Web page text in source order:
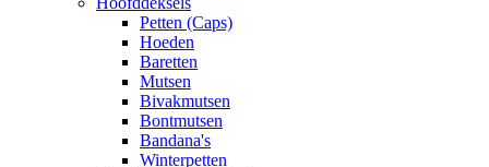
Petten (Caps)
Hoeden
Baretten
Mutsen
Bivakmutsen
Bontmutsen
Bandana's
Winterpetten